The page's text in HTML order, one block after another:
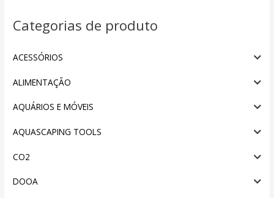
Categorias de produto
ACESSÓRIOS
ALIMENTAÇÃO
AQUÁRIOS E MÓVEIS
AQUASCAPING TOOLS
CO2
DOOA